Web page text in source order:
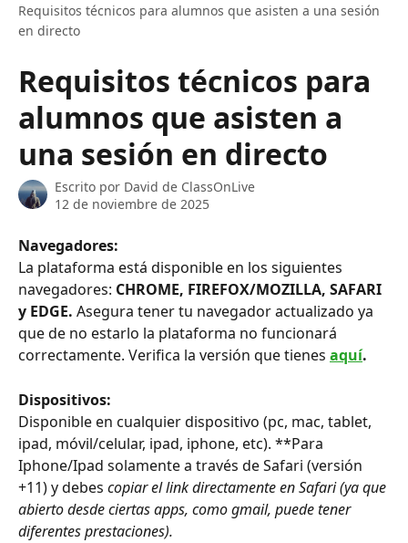
Requisitos técnicos para alumnos que asisten a una sesión
en directo
Requisitos técnicos para
alumnos que asisten a
una sesión en directo
Escrito por David de ClassOnLive
12 de noviembre de 2025
Navegadores:
La plataforma está disponible en los siguientes
navegadores: CHROME, FIREFOX/MOZILLA, SAFARI
y EDGE. Asegura tener tu navegador actualizado ya
que de no estarlo la plataforma no funcionará
correctamente. Verifica la versión que tienes aquí.
Dispositivos:
Disponible en cualquier dispositivo (pc, mac, tablet,
ipad, móvil/celular, ipad, iphone, etc). **Para
Iphone/Ipad solamente a través de Safari (versión
+11) y debes copiar el link directamente en Safari (ya que
abierto desde ciertas apps, como gmail, puede tener
diferentes prestaciones).